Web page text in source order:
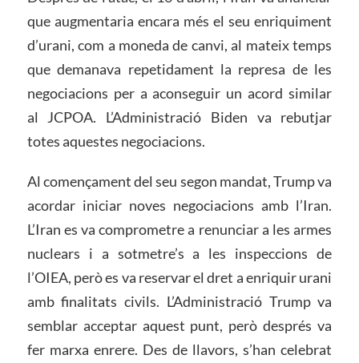
que augmentaria encara més el seu enriquiment
d’urani, com a moneda de canvi, al mateix temps
que demanava repetidament la represa de les
negociacions per a aconseguir un acord similar
al JCPOA. L’Administració Biden va rebutjar
totes aquestes negociacions.
Al començament del seu segon mandat, Trump va
acordar iniciar noves negociacions amb l’Iran.
L’Iran es va comprometre a renunciar a les armes
nuclears i a sotmetre’s a les inspeccions de
l’OIEA, però es va reservar el dret a enriquir urani
amb finalitats civils. L’Administració Trump va
semblar acceptar aquest punt, però després va
fer marxa enrere. Des de llavors, s’han celebrat